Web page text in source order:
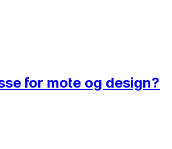
for mote og design?